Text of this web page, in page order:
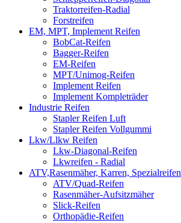
Traktorreifen-Radial
Forstreifen
EM, MPT, Implement Reifen
BobCat-Reifen
Bagger-Reifen
EM-Reifen
MPT/Unimog-Reifen
Implement Reifen
Implement Kompleträder
Industrie Reifen
Stapler Reifen Luft
Stapler Reifen Vollgummi
Lkw/Llkw Reifen
Lkw-Diagonal-Reifen
Lkwreifen - Radial
ATV,Rasenmäher, Karren, Spezialreifen
ATV/Quad-Reifen
Rasenmäher-Aufsitzmäher
Slick-Reifen
Orthopädie-Reifen